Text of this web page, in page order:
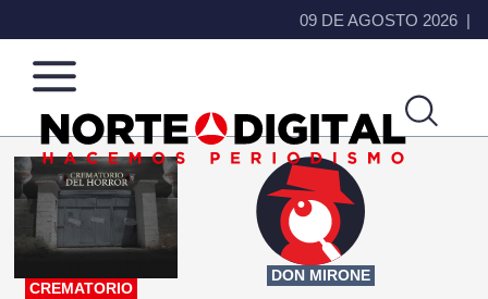
09 DE AGOSTO 2026
Norte
de
Ciudad
Más
que
noticias,
hacemos periodismo
CREMATORIO
DON MIRONE